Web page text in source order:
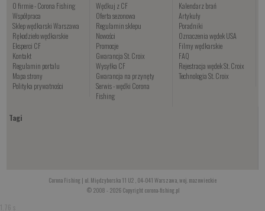
O firmie - Corona Fishing
Współpraca
Sklep wędkarski Warszawa
Rękodzieło wędkarskie
Eksperci CF
Kontakt
Regulamin portalu
Mapa strony
Polityka prywatności
Wędkuj z CF
Oferta sezonowa
Regulamin sklepu
Nowości
Promocje
Gwarancja St. Croix
Wysyłka CF
Gwarancja na przynęty
Serwis - wędki Corona
Fishing
Kalendarz brań
Artykuły
Poradniki
Oznaczenia wędek USA
Filmy wędkarskie
FAQ
Rejestracja wędek St. Croix
Technologia St. Croix
Tagi
Corona Fishing | ul. Międzyborska 11 U2 , 04-041 Warszawa, woj. mazowieckie
© 2008 - 2026 Copyright corona-fishing.pl